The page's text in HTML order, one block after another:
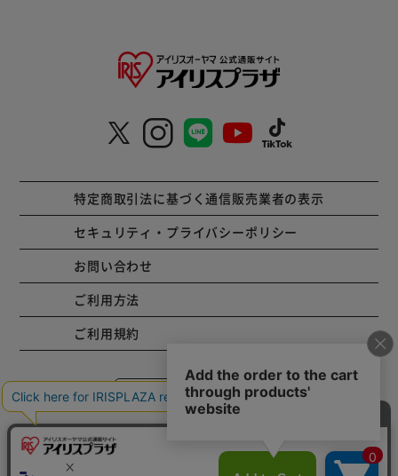
特定商取引法に基づく通信販売業者の表示
セキュリティ・プライバシーポリシー
お問い合わせ
ご利用方法
ご利用規約
コーポレートサイト
Copyright © 2001 IRISPLAZA. ALL Rights Reserved.